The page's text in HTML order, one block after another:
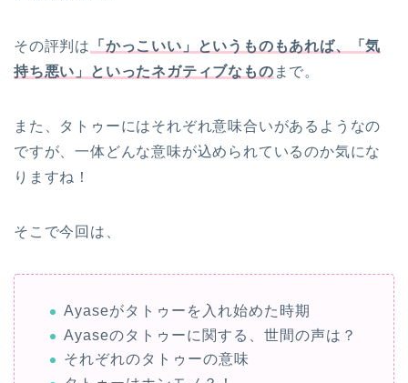
その評判は
「かっこいい」というものもあれば、「気
持ち悪い」といったネガティブなもの まで。
また、タトゥーにはそれぞれ意味合いがあるようなの
ですが、一体どんな意味が込められているのか気にな
りますね！
そこで今回は、
Ayaseがタトゥーを入れ始めた時期
Ayaseのタトゥーに関する、世間の声は？
それぞれのタトゥーの意味